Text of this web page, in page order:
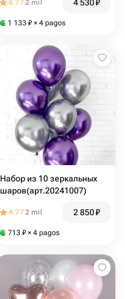
4.772 mil 4 530₽
1 133 ₽ × 4 pagos
Набор из 10 зеркальных
шаров(арт.20241007)
4.772 mil 2 850₽
713 ₽ × 4 pagos